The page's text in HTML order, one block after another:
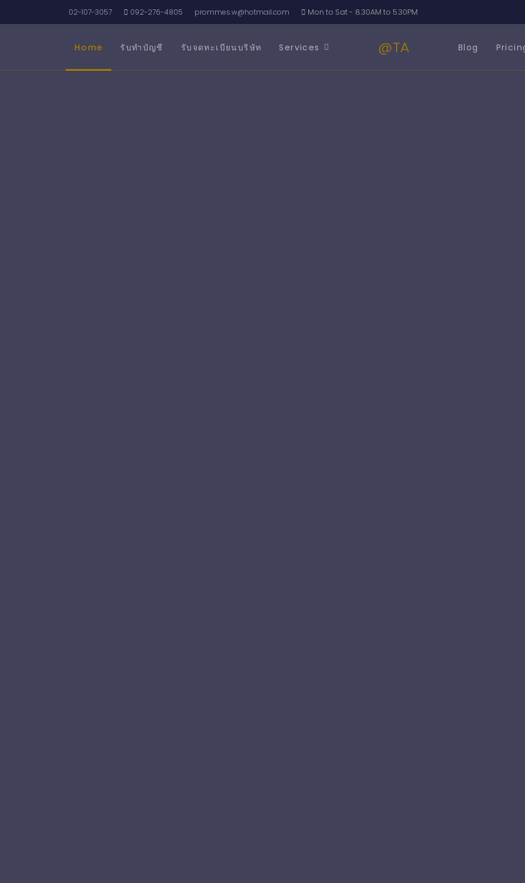
02-107-3057 092-276-4805 prommes.w@hotmail.com Mon to Sat - 8.30AM to 5.30PM
Home รับทำบัญชี รับจดทะเบียนบริษัท Services @TA Blog